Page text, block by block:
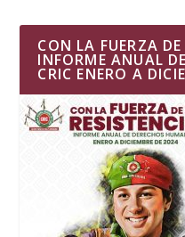
CON LA FUERZA
INFORME ANUAL
CRIC ENERO A